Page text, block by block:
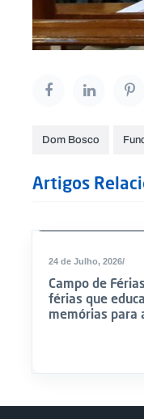
Dom Bosco
Artigos
24 de Julho, 2026
Campo de
férias que
memórias para